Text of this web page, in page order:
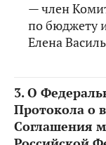
— член
по бюджету
Елена
3.О
Протокола о
Соглашения